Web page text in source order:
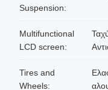
Suspension:
Multifunctional
LCD screen:
Tires and
Wheels: